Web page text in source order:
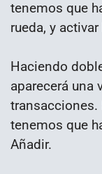
tenemos que
rueda, y
Haciendo
aparecerá una
transacciones.
tenemos que
Añadir.